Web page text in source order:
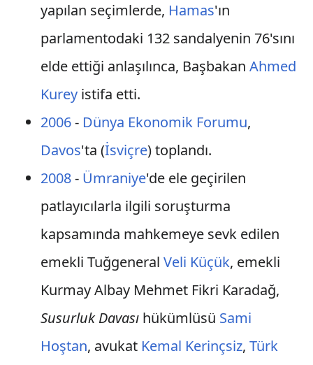
yapılan seçimlerde, Hamas'ın
parlamentodaki 132 sandalyenin 76'sını
elde ettiği anlaşılınca, Başbakan Ahmed
Kureyistifa etti.
2006- Dünya Ekonomik Forumu,
Davos'ta (İsviçre) toplandı.
2008- Ümraniye'de ele geçirilen
patlayıcılarla ilgili soruşturma
kapsamında mahkemeye sevk edilen
emekli Tuğgeneral Veli Küçük, emekli
Kurmay Albay Mehmet Fikri Karadağ,
Susurluk Davasıhükümlüsü Sami
Hoştan, avukat Kemal Kerinçsiz, Türk